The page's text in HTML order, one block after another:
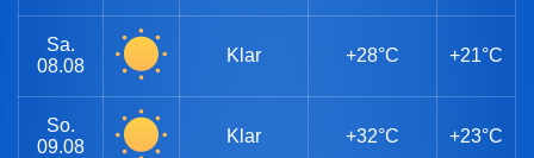
Sa.
08.08
Klar +28°C +21°C
So.
09.08
Klar +32°C +23°C